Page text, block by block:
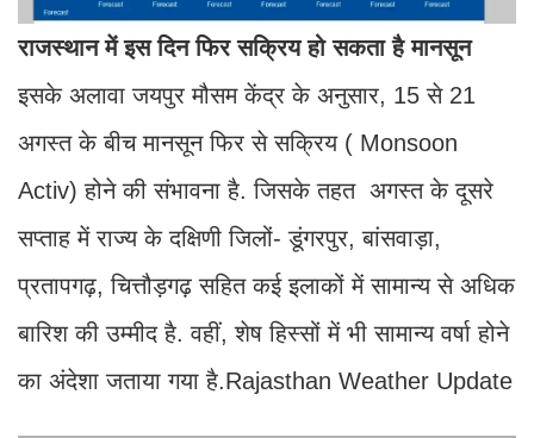
राजस्थान में इस दिन फिर सक्रिय हो सकता है मानसून
इसके अलावा जयपुर मौसम केंद्र के अनुसार, 15 से 21
अगस्त के बीच मानसून फिर से सक्रिय ( Monsoon
Activ) होने की संभावना है. जिसके तहत अगस्त के दूसरे
सप्ताह में राज्य के दक्षिणी जिलों- डूंगरपुर, बांसवाड़ा,
प्रतापगढ़, चित्तौड़गढ़ सहित कई इलाकों में सामान्य से अधिक
बारिश की उम्मीद है. वहीं, शेष हिस्सों में भी सामान्य वर्षा होने
का अंदेशा जताया गया है.Rajasthan Weather Update